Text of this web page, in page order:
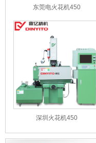
东莞电火花机450
深圳火花机450